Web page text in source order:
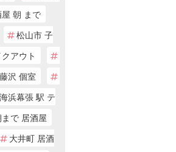
朝 まで
松山市 子
アウト
藤沢 個室
海浜幕張 駅 テ
で 居酒屋
大井町 居酒